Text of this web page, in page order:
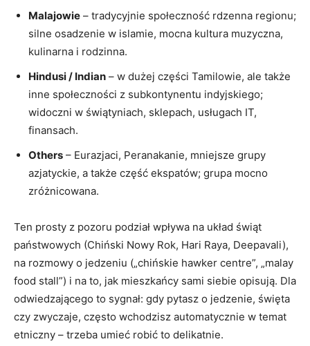
Malajowie – tradycyjnie społeczność rdzenna regionu;
silne osadzenie w islamie, mocna kultura muzyczna,
kulinarna i rodzinna.
Hindusi / Indian – w dużej części Tamilowie, ale także
inne społeczności z subkontynentu indyjskiego;
widoczni w świątyniach, sklepach, usługach IT,
finansach.
Others – Eurazjaci, Peranakanie, mniejsze grupy
azjatyckie, a także część ekspatów; grupa mocno
zróżnicowana.
Ten prosty z pozoru podział wpływa na układ świąt
państwowych (Chiński Nowy Rok, Hari Raya, Deepavali),
na rozmowy o jedzeniu („chińskie hawker centre”, „malay
food stall”) i na to, jak mieszkańcy sami siebie opisują. Dla
odwiedzającego to sygnał: gdy pytasz o jedzenie, święta
czy zwyczaje, często wchodzisz automatycznie w temat
etniczny – trzeba umieć robić to delikatnie.